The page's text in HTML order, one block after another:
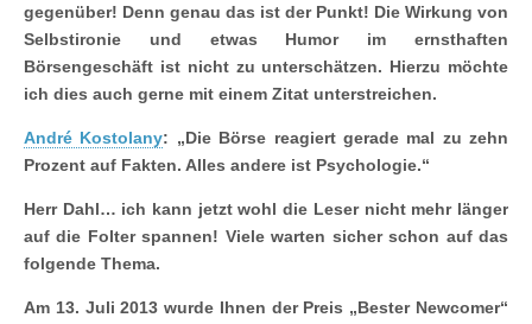
gegenüber! Denn genau das ist der Punkt! Die Wirkung von
Selbstironie und etwas Humor im ernsthaften
Börsengeschäft ist nicht zu unterschätzen. Hierzu möchte
ich dies auch gerne mit einem Zitat unterstreichen.
André Kostolany: „Die Börse reagiert gerade mal zu zehn
Prozent auf Fakten. Alles andere ist Psychologie.“
Herr Dahl… ich kann jetzt wohl die Leser nicht mehr länger
auf die Folter spannen! Viele warten sicher schon auf das
folgende Thema.
Am 13. Juli 2013 wurde Ihnen der Preis „Bester Newcomer“